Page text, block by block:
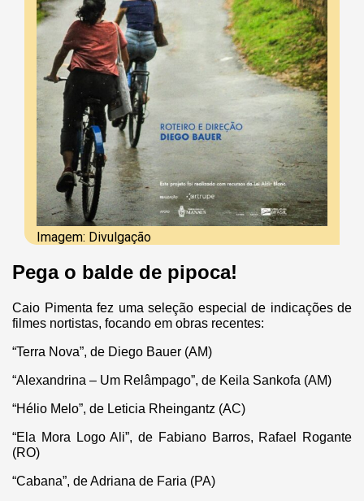
Imagem: Divulgação
Pega o balde de pipoca!
Caio Pimenta fez uma seleção especial de indicações de
filmes nortistas, focando em obras recentes:
“Terra Nova”, de Diego Bauer (AM)
“Alexandrina – Um Relâmpago”, de Keila Sankofa (AM)
“Hélio Melo”, de Leticia Rheingantz (AC)
“Ela Mora Logo Ali”, de Fabiano Barros, Rafael Rogante
(RO)
“Cabana”, de Adriana de Faria (PA)